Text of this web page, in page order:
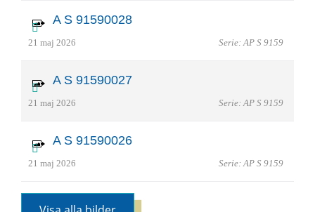
A S 91590028
21 maj 2026 Serie: AP S 9159
A S 91590027
21 maj 2026 Serie: AP S 9159
A S 91590026
21 maj 2026 Serie: AP S 9159